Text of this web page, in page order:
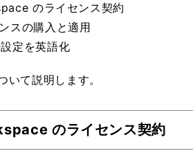
のライセンス契約
スの購入と適用
定を英語化
いて説明します。
のライセンス契約